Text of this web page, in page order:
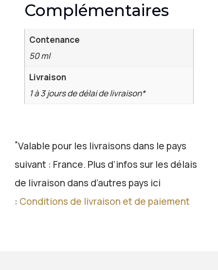
Complémentaires
Contenance
50 ml
Livraison
1 à 3 jours de délai de livraison*
*Valable pour les livraisons dans le pays
suivant : France. Plus d’infos sur les délais
de livraison dans d’autres pays ici
: Conditions de livraison et de paiement